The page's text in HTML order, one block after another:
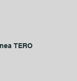
TERO